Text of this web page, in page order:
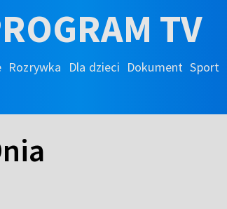
TV
Rozrywka Dla dzieci Dokument Sport